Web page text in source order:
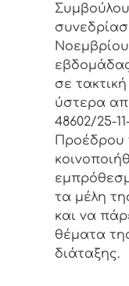
σε
ύστερα
48602/25-
Πρoέδρoυ
τα μέλη
και vα
θέματα
διάταξης.